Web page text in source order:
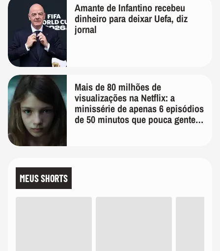
Amante de Infantino recebeu
dinheiro para deixar Uefa, diz
jornal
Mais de 80 milhões de
visualizações na Netflix: a
minissérie de apenas 6 episódios
de 50 minutos que pouca gente
MEUS SHORTS